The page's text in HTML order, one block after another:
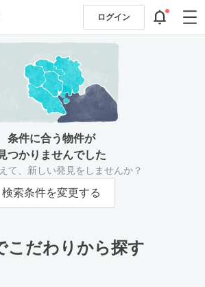
ログイン
条件に合う物件が
つかりませんでした
て、新しい発見をしませんか？
検索条件を変更する
こだわりから探す